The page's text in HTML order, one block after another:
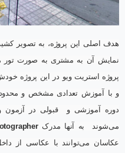
هدف اصلی این پروژه، به تصویر
نمایش آن به مشتری به صورت تور مجازی 360
پروژه استریت ویو در این پروژه
و با آموزش تعدادی مشخص و
دوره آموزشی و قبولی در آزمون و
می‌شوند به آنها مدرک
عکاسان می‌توانند با عکاسی از